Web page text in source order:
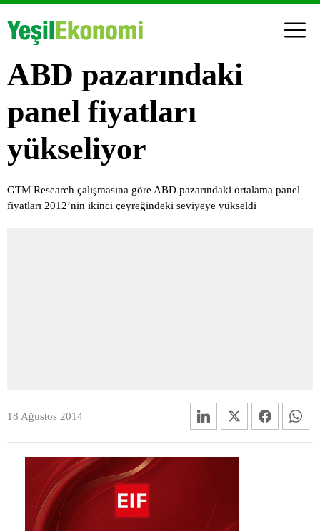
ABD pazarındaki
panel fiyatları
yükseliyor
GTM Research çalışmasına göre ABD pazarındaki ortalama panel
fiyatları 2012’nin ikinci çeyreğindeki seviyeye yükseldi
18 Ağustos 2014